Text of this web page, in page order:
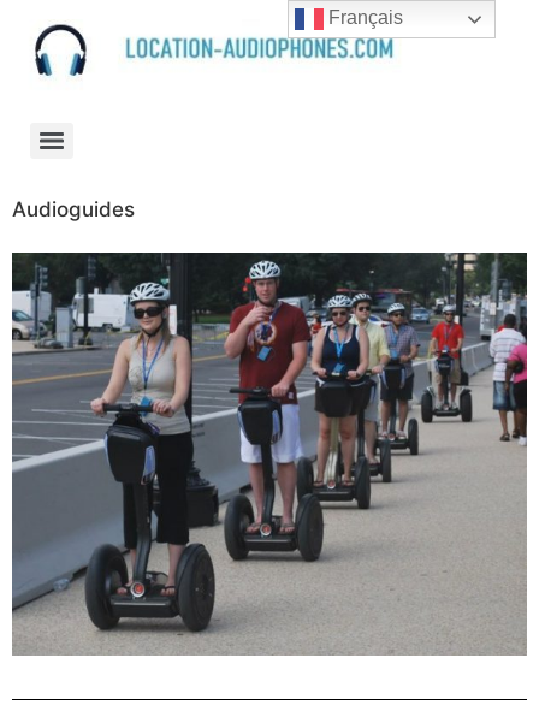
Audioguides
Français